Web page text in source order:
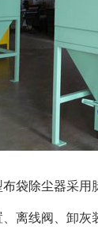
布袋除尘器采用
离线阀、卸